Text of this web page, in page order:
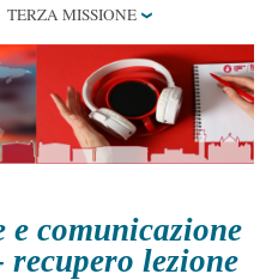
TERZA MISSIONE
comunicazione
lezione